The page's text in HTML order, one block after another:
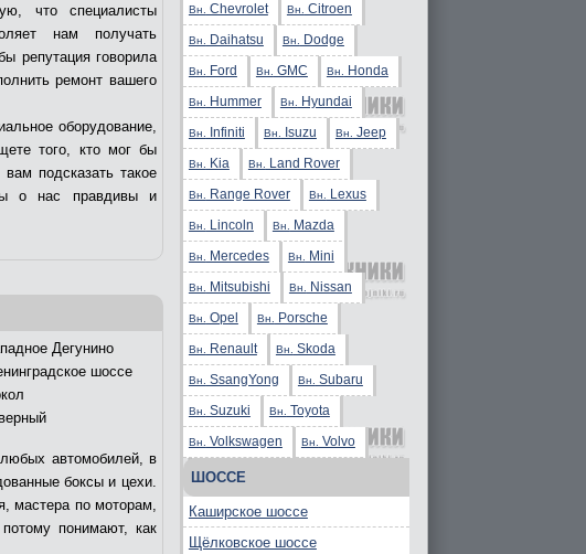
что специалисты
нам получать
репутация говорила
ремонт вашего
оборудование,
того, кто мог бы
подсказать такое
о нас правдивы и
Дегунино
шоссе
автомобилей, в
боксы и цехи.
мастера по моторам,
понимают, как
Вн. Chevrolet Вн. Citroen
Вн. Daihatsu Вн. Dodge
Вн. Ford Вн. GMC Вн. Honda
Вн. Hummer Вн. Hyundai
Вн. Infiniti Вн. Isuzu Вн. Jeep
Вн. Kia Вн. Land Rover
Вн. Range Rover Вн. Lexus
Вн. Lincoln Вн. Mazda
Вн. Mercedes Вн. Mini
Вн. Mitsubishi Вн. Nissan
Вн. Opel Вн. Porsche
Вн. Renault Вн. Skoda
Вн. SsangYong Вн. Subaru
Вн. Suzuki Вн. Toyota
Вн. Volkswagen Вн. Volvo
ШОССЕ
Каширское шоссе
Щёлковское шоссе